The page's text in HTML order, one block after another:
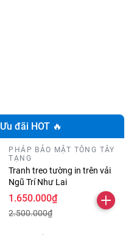
Ưu đãi HOT 🔥
PHÁP BẢO MẬT TÔNG TÂY
TẠNG
Tranh treo tường in trên vải
Ngũ Trí Như Lai
1.650.000₫
2.500.000₫